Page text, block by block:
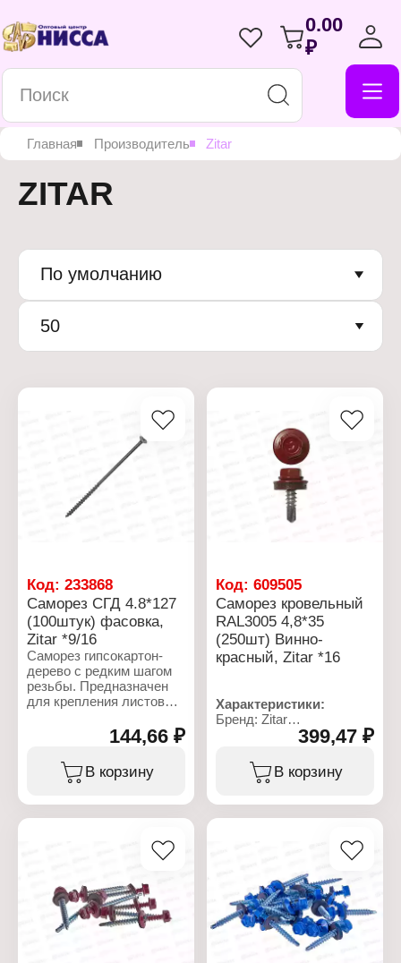
0.00
₽
Главная Производитель Zitar
ZITAR
По умолчанию
50
Код: 233868
Саморез СГД 4.8*127
(100штук) фасовка,
Zitar *9/16
Саморез гипсокартон-
дерево с редким шагом
резьбы. Предназначен
для крепления листов
конструкциям. Потайная
головка, острый
наконечник и
Фосфатированное
покрытие предохраняет
необходимости, легко
комбинируется с
дюбелем.
144,66 ₽
В корзину
Код:609505
Саморез кровельный
RAL3005 4,8*35
(250шт) Винно-
красный, Zitar *16
Характеристики:
Бренд: Zitar
Тип товара: Саморез
Цветовая палитра:
RAL3005
Назначение: кровельный
Цвет: винно-красный
399,47 ₽
В корзину